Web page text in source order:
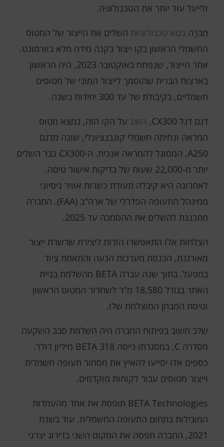
ולייעל עוד יותר את הטכנולוגיה.
חֶברָהבטא טכנולוגיות השלים את הייצור של המטוס
החשמלי הראשון בקו ייצור בקנה מידה מלא בוורמונט.
אתר הייצור, שנפתח באוקטובר 2023, היה הראשון
בארצות הברית שהוסמך לייצור המוני של מטוסים
חשמליים, בקיבולת של עד 300 יחידות בשנה.
דגם דגל CX300, הוצג על הקו הזה, נמצא מטוס
המראה ונחיתה חשמלי קונבנציונלי, שונה מדגם
A250, המסוגל להמראה אנכית. ה-CX300 כבר השלים
יותר מ-22,000 שעות של בדיקות אישור טיסה.
לאחרונה היא קיבלה תעודת כשרות אוויר ניסיוני
ממינהל התעופה הפדרלי של ארה"ב (FAA). החברה
מתכננת להשלים את ההסמכה עד 2025.
הצלחות אלו התאפשרו הודות ליצירת שרשרת ייצור
מאורגנת, הכנסת מערכות הנעה והתאמת ציוד
במפעל. בתוך שנה עברה BETA מהשלמת בניית
האתר בגודל 18,580 מ"ר לשחרור המטוס הראשון
וטיסת המבחן המוצלחת שלו.
שלב חשוב בפיתוח החברה היה השלמת סבב השקעה
מסדרה C, במסגרתו גייסה BETA 318 מיליון דולר.
כספים אלו יסייעו להאיץ את מסחור תעופה חשמלית
וייצור מטוסים עבור לקוחות מוקדמים.
BETA Technologies תופסת את אחד מהעמדות
המובילות בתחום התעופה החשמלית. עוד בשנת
2021, החברה תפסה את המקום השני בדירוג יצרני